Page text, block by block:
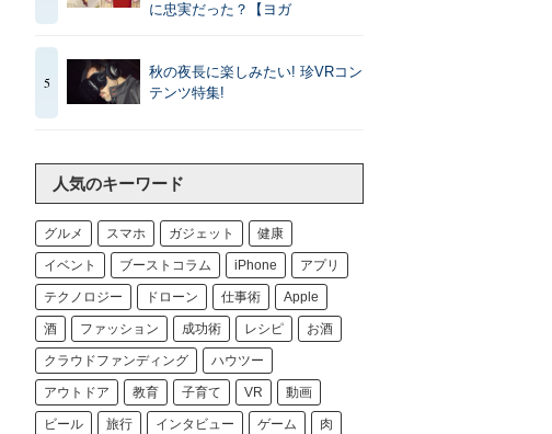
に忠実だった？【ヨガ
5
秋の夜長に楽しみたい! 珍VRコン
テンツ特集!
人気のキーワード
グルメ スマホ ガジェット 健康
イベント ブーストコラム iPhone アプリ
テクノロジー ドローン 仕事術 Apple
酒 ファッション 成功術 レシピ お酒
クラウドファンディング ハウツー
アウトドア 教育 子育て VR 動画
ビール 旅行 インタビュー ゲーム 肉